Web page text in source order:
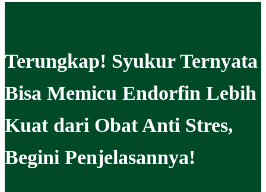
Terungkap! Syukur Ternyata
Bisa Memicu Endorfin Lebih
Kuat dari Obat Anti Stres,
Begini Penjelasannya!